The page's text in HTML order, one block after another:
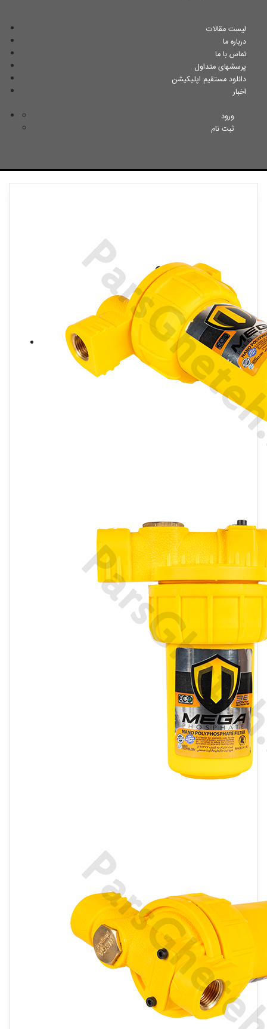
لیست مقالات
درباره ما
تماس با ما
پرسشهای متداول
دانلود مستقیم اپلیکیشن
اخبار
ورود
ثبت نام